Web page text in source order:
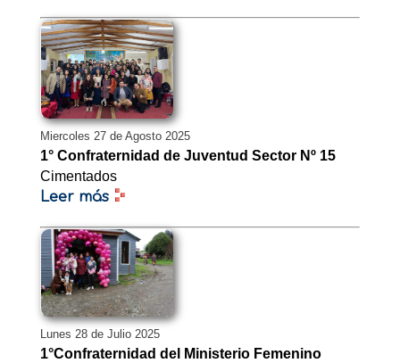
Miercoles 27 de Agosto 2025
1° Confraternidad de Juventud Sector Nº 15
Cimentados
Leer más
Lunes 28 de Julio 2025
1°Confraternidad del Ministerio Femenino